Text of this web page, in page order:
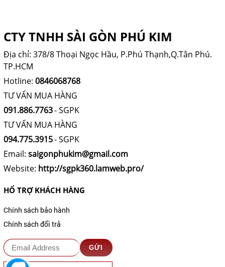
CTY TNHH SÀI GÒN PHÚ KIM
Địa chỉ: 378/8 Thoại Ngọc Hầu, P.Phú Thạnh,Q.Tân Phú.
TP.HCM
Hotline: 0846068768
TƯ VẤN MUA HÀNG
091.886.7763- SGPK
TƯ VẤN MUA HÀNG
094.775.3915- SGPK
Email: saigonphukim@gmail.com
Website: http://sgpk360.lamweb.pro/
HỔ TRỢ KHÁCH HÀNG
Chính sách bảo hành
Chính sách đổi trả